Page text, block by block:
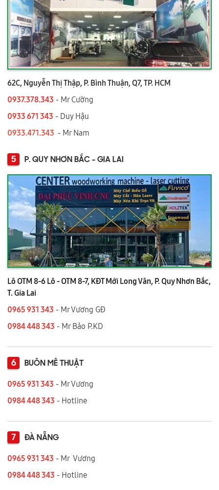
62C, Nguyễn Thị Thập, P. Bình Thuận, Q7, TP. HCM
0937.378.343 - Mr Cường
0933 671 343 - Duy Hậu
0933.471.343 - Mr Nam
5 P. QUY NHƠN BẮC - GIA LAI
Lô OTM 8-6 Lô - OTM 8-7, KĐT Mới Long Vân, P. Quy Nhơn Bắc,
T. Gia Lai
0965 931 343 - Mr Vương GĐ
0984 448 343 - Mr Bảo P.KD
6 BUÔN MÊ THUẬT
0965 931 343 - Mr Vương
0984 448 343 - Hotline
7 ĐÀ NẴNG
0965 931 343 - Mr Vương
0984 448 343 - Hotline